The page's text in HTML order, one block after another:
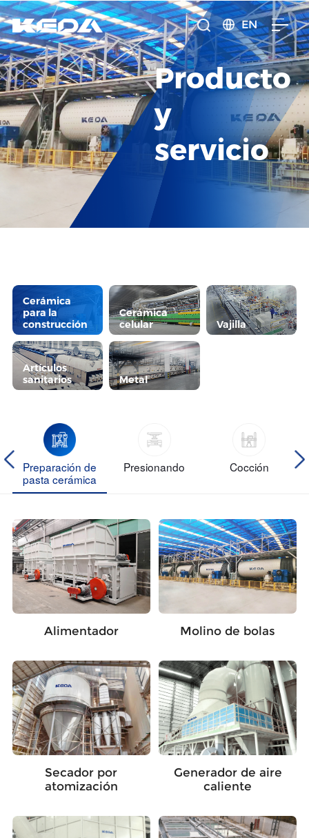
EN
Producto
y
servicio
Cerámica
para la
construcción
Cerámica
celular
Vajilla
Artículos
sanitarios
Metal
Preparación de
pasta cerámica
Presionando Cocción
Alimentador Molino de bolas
Secador por
atomización
Generador de aire
caliente